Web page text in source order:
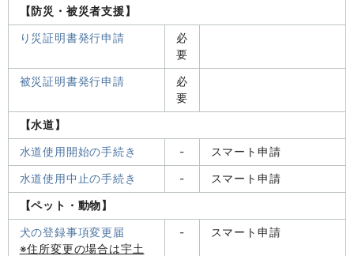
【防災・被災者支援】
り災証明書発行申請
必
要
被災証明書発行申請
必
要
【水道】
水道使用開始の手続き - スマート申請
水道使用中止の手続き - スマート申請
【ペット・動物】
犬の登録事項変更届
※住所変更の場合は宇土
- スマート申請